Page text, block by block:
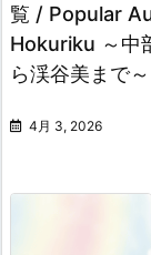
覧 / Popular
Hokuriku ～中
ら渓谷美まで～
4月 3, 2026